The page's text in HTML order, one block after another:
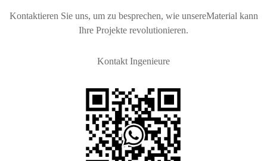
Kontaktieren Sie uns, um zu besprechen, wie unsereMaterial kann
Ihre Projekte revolutionieren.
Kontakt Ingenieure